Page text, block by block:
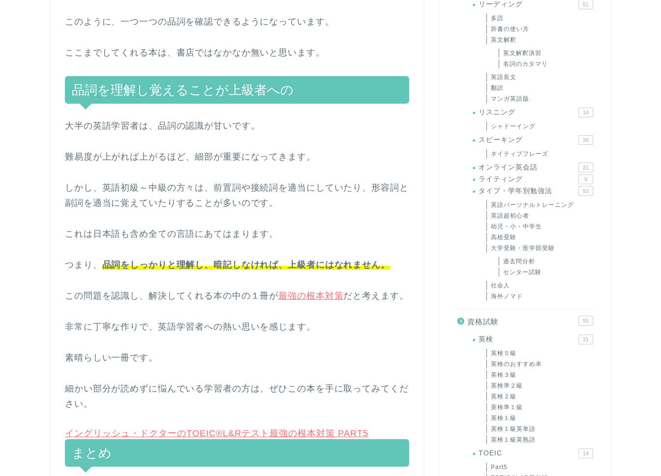
このように、一つ一つの品詞を確認できるようになっています。
ここまでしてくれる本は、書店ではなかなか無いと思います。
品詞を理解し覚えることが上級者への
大半の英語学習者は、品詞の認識が甘いです。
難易度が上がれば上がるほど、細部が重要になってきます。
しかし、英語初級～中級の方々は、前置詞や接続詞を適当にしていたり、形容詞と
副詞を適当に覚えていたりすることが多いのです。
これは日本語も含め全ての言語にあてはまります。
つまり、 品詞をしっかりと理解し、暗記しなければ、上級者にはなれません。
この問題を認識し、解決してくれる本の中の１冊が最強の根本対策だと考えます。
非常に丁寧な作りで、英語学習者への熱い思いを感じます。
素晴らしい一冊です。
細かい部分が読めずに悩んでいる学習者の方は、ぜひこの本を手に取ってみてくだ
さい。
イングリッシュ・ドクターのTOEIC®L&Rテスト最強の根本対策 PART5
まとめ
リーディング 61
多読
辞書の使い方
英文解釈
英文解釈演習
名詞のカタマリ
英語長文
翻訳
マンガ英語版
リスニング 14
シャドーイング
スピーキング 26
ネイティブフレーズ
オンライン英会話 21
ライティング 9
タイプ・学年別勉強法 53
英語パーソナルトレーニング
英語超初心者
幼児・小・中学生
高校受験
大学受験・医学部受験
過去問分析
センター試験
社会人
海外ノマド
資格試験 55
英検 31
英検５級
英検のおすすめ本
英検３級
英検準２級
英検２級
英検準１級
英検１級
英検１級英単語
英検１級英熟語
TOEIC 14
Part5